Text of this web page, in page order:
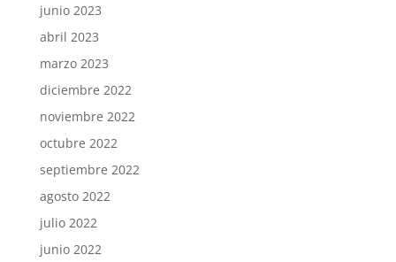
junio 2023
abril 2023
marzo 2023
diciembre 2022
noviembre 2022
octubre 2022
septiembre 2022
agosto 2022
julio 2022
junio 2022